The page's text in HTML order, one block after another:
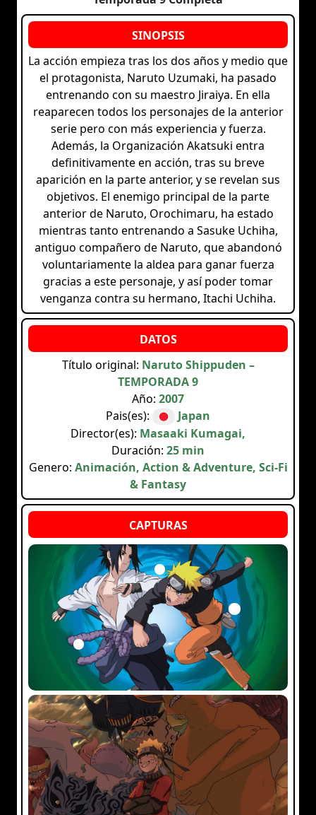
La acción empieza tras los dos años y medio que
el protagonista, Naruto Uzumaki, ha pasado
entrenando con su maestro Jiraiya. En ella
reaparecen todos los personajes de la anterior
serie pero con más experiencia y fuerza.
Además, la Organización Akatsuki entra
definitivamente en acción, tras su breve
aparición en la parte anterior, y se revelan sus
objetivos. El enemigo principal de la parte
anterior de Naruto, Orochimaru, ha estado
mientras tanto entrenando a Sasuke Uchiha,
antiguo compañero de Naruto, que abandonó
voluntariamente la aldea para ganar fuerza
gracias a este personaje, y así poder tomar
venganza contra su hermano, Itachi Uchiha.
Título original: Naruto Shippuden –
TEMPORADA 9
Año: 2007
Pais(es):
Japan
Director(es): Masaaki Kumagai,
Duración: 25 min
Genero: Animación, Action & Adventure, Sci-Fi
& Fantasy